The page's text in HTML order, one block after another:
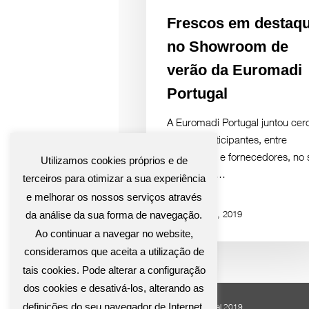
Frescos em
no Showroom de
verão da Euromadi
Portugal
A Euromadi Portugal juntou
de 250 participantes, entre
associados e fornecedores, no
Showroom…
Setembro 17, 2019
© Euromadi Portugal 2019.
Utilizamos cookies próprios e de
terceiros para otimizar a sua experiência
e melhorar os nossos serviços através
da análise da sua forma de navegação.
Ao continuar a navegar no website,
consideramos que aceita a utilização de
tais cookies. Pode alterar a configuração
dos cookies e desativá-los, alterando as
definições do seu navegador de Internet.